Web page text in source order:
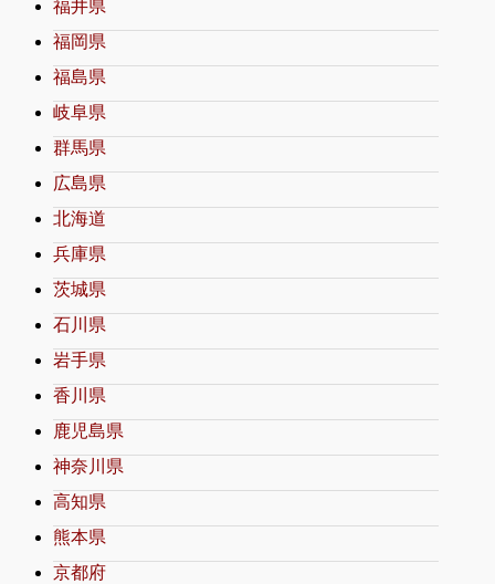
福井県
福岡県
福島県
岐阜県
群馬県
広島県
北海道
兵庫県
茨城県
石川県
岩手県
香川県
鹿児島県
神奈川県
高知県
熊本県
京都府